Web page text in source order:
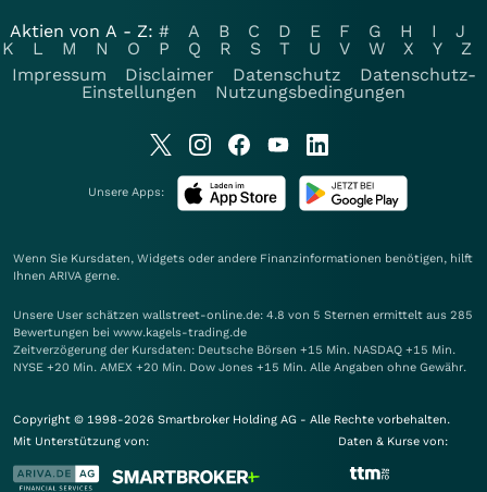
Aktien von A - Z: # A B C D E F G H I
J
K
L M N O P Q R S T U V W X Y
Z
Impressum
Disclaimer Datenschutz
Datenschutz-
Einstellungen
Nutzungsbedingungen
Unsere Apps:
Wenn Sie Kursdaten, Widgets oder andere Finanzinformationen benötigen, hilft
Ihnen ARIVA gerne.
Unsere User schätzen wallstreet-online.de: 4.8 von 5 Sternen ermittelt aus 285
Bewertungen bei www.kagels-trading.de
Zeitverzögerung der Kursdaten: Deutsche Börsen +15 Min. NASDAQ +15 Min.
NYSE +20 Min. AMEX +20 Min. Dow Jones +15 Min. Alle Angaben ohne Gewähr.
Copyright © 1998-2026 Smartbroker Holding AG - Alle Rechte vorbehalten.
Mit Unterstützung von:
Daten & Kurse von: